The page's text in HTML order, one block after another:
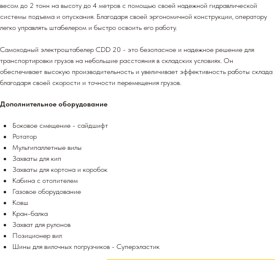
весом до 2 тонн на высоту до 4 метров с помощью своей надежной гидравлической
системы подъема и опускания. Благодаря своей эргономичной конструкции, оператору
легко управлять штабелером и быстро освоить его работу.
Самоходный электроштабелер CDD 20 - это безопасное и надежное решение для
транспортировки грузов на небольшие расстояния в складских условиях. Он
обеспечивает высокую производительность и увеличивает эффективность работы склада
благодаря своей скорости и точности перемещения грузов.
Дополнительное оборудование
Боковое смещение - сайдшифт
Ротатор
Мультипаллетные вилы
Захваты для кип
Захваты для кортона и коробок
Кабина с отопителем
Газовое оборудование
Ковш
Кран-балка
Захват для рулонов
Позиционер вил
Шины для вилочных погрузчиков - Суперэластик